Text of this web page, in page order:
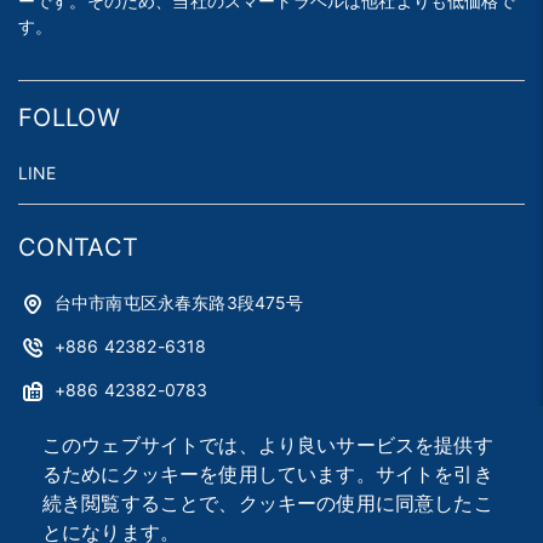
このウェブサイトでは、より良いサービスを提供す
るためにクッキーを使用しています。サイトを引き
続き閲覧することで、クッキーの使用に同意したこ
とになります。
す。
FOLLOW
LINE
CONTACT
台中市南屯区永春东路3段475号
+886 42382-6318
+886 42382-0783
astag@astag.com
roger@astag.com